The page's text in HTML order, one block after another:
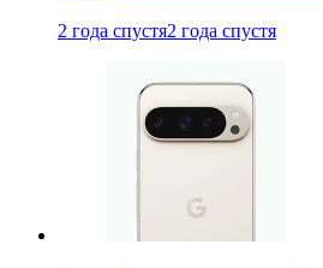
2 года спустя2 года спустя